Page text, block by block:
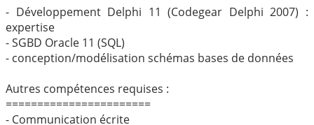
- Développement Delphi 11 (Codegear Delphi 2007) :
expertise
- SGBD Oracle 11 (SQL)
- conception/modélisation schémas bases de données
Autres compétences requises :
=======================
- Communication écrite